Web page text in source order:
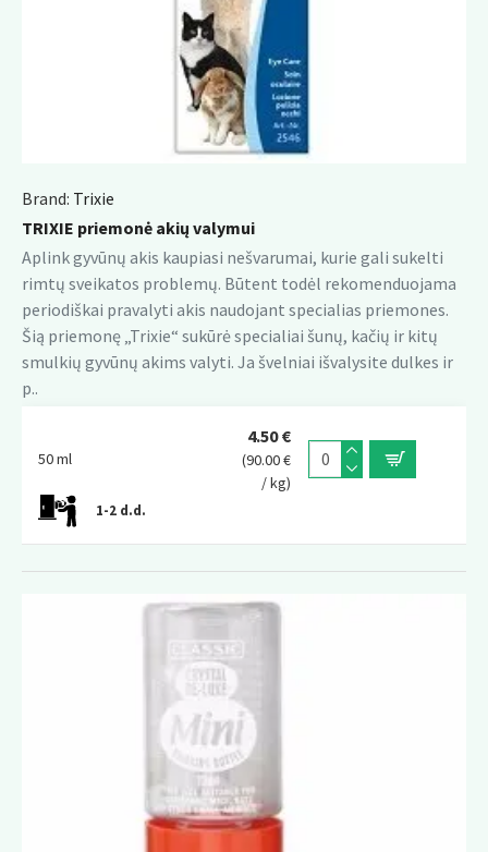
Brand: Trixie
TRIXIE priemonė akių valymui
Aplink gyvūnų akis kaupiasi nešvarumai, kurie gali sukelti
rimtų sveikatos problemų. Būtent todėl rekomenduojama
periodiškai pravalyti akis naudojant specialias priemones.
Šią priemonę „Trixie“ sukūrė specialiai šunų, kačių ir kitų
smulkių gyvūnų akims valyti. Ja švelniai išvalysite dulkes ir
p..
50 ml
1-2 d.d.
4.50 €
(90.00 €
/ kg)